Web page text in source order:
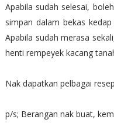
Apabila sudah selesai,
simpan dalam bekas
Apabila sudah merasa
henti rempeyek kacang
Nak dapatkan pelbagai
p/s; Berangan nak buat,